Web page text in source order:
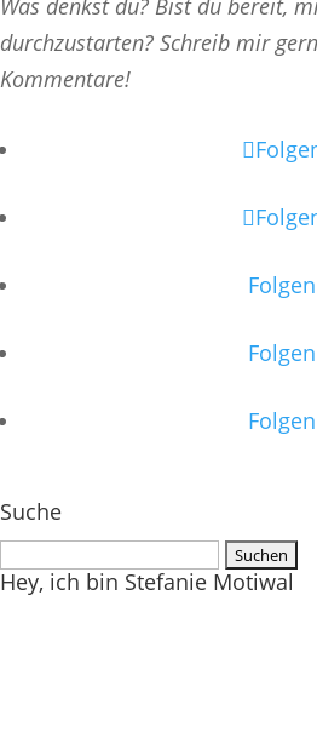
durchzustarten? Schreib mir
Kommentare!
Folgen
Folgen
Folgen
Suche
Suchen
nach:
Hey, ich bin Stefanie Motiwal